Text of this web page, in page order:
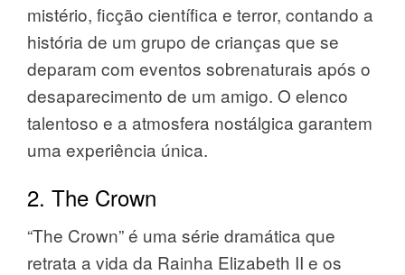
mistério, ficção científica e terror, contando a
história de um grupo de crianças que se
deparam com eventos sobrenaturais após o
desaparecimento de um amigo. O elenco
talentoso e a atmosfera nostálgica garantem
uma experiência única.
2. The Crown
“The Crown” é uma série dramática que
retrata a vida da Rainha Elizabeth II e os